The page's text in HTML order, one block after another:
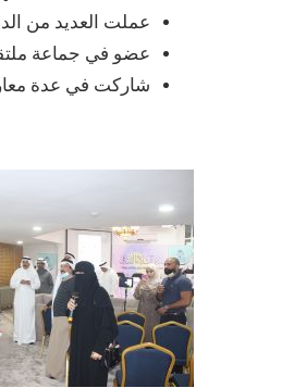
عملت العديد من
عضو في جماعة
شاركت في عدة